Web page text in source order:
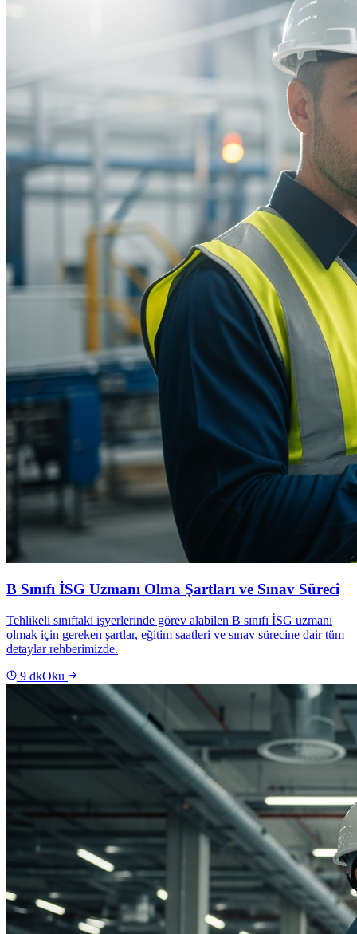
B Sınıfı İSG Uzmanı Olma Şartları ve Sınav Süreci
Tehlikeli sınıftaki işyerlerinde görev alabilen B sınıfı İSG uzmanı
olmak için gereken şartlar, eğitim saatleri ve sınav sürecine dair tüm
detaylar rehberimizde.
9 dkOku